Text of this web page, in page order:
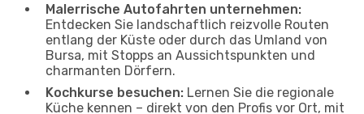
Malerrische Autofahrten unternehmen:
Entdecken Sie landschaftlich reizvolle Routen
entlang der Küste oder durch das Umland von
Bursa, mit Stopps an Aussichtspunkten und
charmanten Dörfern.
Kochkurse besuchen: Lernen Sie die regionale
Küche kennen – direkt von den Profis vor Ort, mit